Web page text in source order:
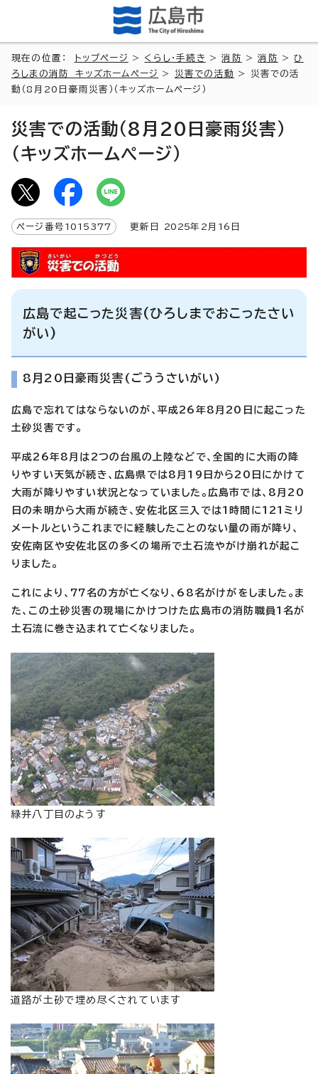
現在の位置： トップページ > くらし・手続き >消防 >消防 >ひ
ろしまの消防 キッズホームページ
> 災害での活動
> 災害での活
動（8月20日豪雨災害）（キッズホームページ）
災害での活動（8月20日豪雨災害）
（キッズホームページ）
ページ番号 1015377 更新日 2025年2月 16 日
広島で起こった災害(ひろしまでおこったさい
がい)
8月20日豪雨災害(ごううさいがい)
広島で忘れてはならないのが、平成26年8月20日に起こった
土砂災害です。
平成26年8月は2つの台風の上陸などで、全国的に大雨の降
りやすい天気が続き、広島県では8月19日から20日にかけて
大雨が降りやすい状況となっていました。広島市では、8月20
日の未明から 大雨が続き、安佐北区三入では1時間に 121ミリ
メートルというこれまでに経験したことのない量の雨が 降り、
安佐南区や安佐北区の多くの場所で土石流やがけ崩れが起こ
りました。
これにより、77名の方が亡くなり、68名がけがをしました。 ま
た、この土砂災害の現場にかけつけた 広島市の消防職員1名が
土石流に巻き込まれて亡くなりました。
緑井八丁目のようす
道路が土砂で埋め尽くされています